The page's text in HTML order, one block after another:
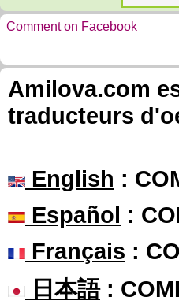
Comment on Facebook
Amilova.com
traducteurs
English :
Español :
Français :
日本語: